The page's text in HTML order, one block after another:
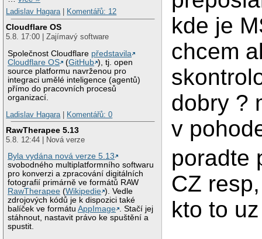
Ladislav Hagara| Komentářů: 12
Cloudflare OS
5.8. 17:00 | Zajímavý software
Společnost Cloudflare představila
Cloudflare OS
(GitHub ), tj. open
source platformu navrženou pro
integraci umělé inteligence (agentů)
přímo do pracovních procesů
organizací.
Ladislav Hagara| Komentářů: 0
RawTherapee 5.13
5.8. 12:44 | Nová verze
Byla vydána nová verze 5.13
svobodného multiplatformního softwaru
pro konverzi a zpracování digitálních
fotografií primárně ve formátů RAW
RawTherapee (Wikipedie ). Vedle
zdrojových kódů je k dispozici také
balíček ve formátuAppImage . Stačí jej
stáhnout, nastavit právo ke spuštění a
spustit.
kde je
chcem
dobry ?
v
poradte
CZ
kto to